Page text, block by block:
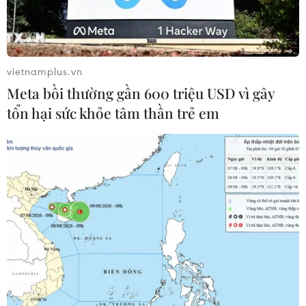
Đại sứ Việt Nam tại Israel Lý Đức Trung (thứ 3, trái sang) thăm
hỏi các tu nghiệp sinh và lao động Việt Nam tại Israel. (Ảnh: Vũ
Hội/TTXVN)
Cuộc xung đột giữa Israel và phong trào Hamas
vietnamplus.vn
Meta bồi thường gần 600 triệu USD vì gây
tổn hại sức khỏe tâm thần trẻ em